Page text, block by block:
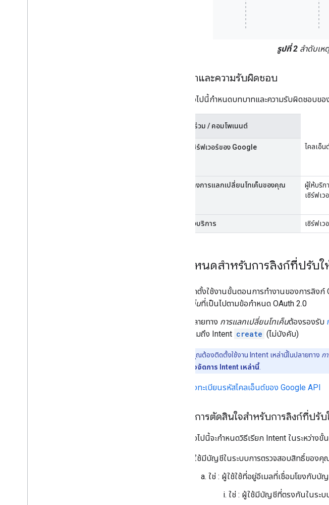
รูปที่ 2ลำดับเห
บทบาทและความรับผิดชอบ
ตารางต่อไปนี้กำหนดบทบาทและความรับผิดชอบ
ผู้มีส่วนร่วม / คอมโพเนนต์
แอป / เซิร์ฟเวอร์ของ Google ไคลเอ็
ปลายทางการแลกเปลี่ยนโทเค็นของคุณ
ผู้ให้บริก
เซิร์ฟเว
API ของบริการ เซิร์ฟเว
ข้อกำหนดสำหรับการลิงก์ที่ปรับ
ติดตั้งใช้งานขั้นตอนการทำงานของการลิงก์
เค็นที่เป็นไปตามข้อกำหนด OAuth 2.0
ปลายทาง การแลกเปลี่ยนโทเค็นต้องรองรับ
รวมถึง Intent create (ไม่บังคับ)
คุณต้องติดตั้งใช้งาน Intent เหล่านี้ในปลายทาง ก
ปลายทางอื่นเพื่อจัดการ Intent เหล่านี้.
ลงทะเบียนรหัสไคลเอ็นต์ของ Google API
ตรรกะการตัดสินใจสำหรับการลิงก์ที่ปรั
ตรรกะต่อไปนี้จะกำหนดวิธีเรียก Intent ในระหว่า
ผู้ใช้มีบัญชีในระบบการตรวจสอบสิทธิ์ของคุ
ใช่ : ผู้ใช้ใช้ที่อยู่อีเมลที่เชื่อมโยงกับบั
ใช่ : ผู้ใช้มีบัญชีที่ตรงกันในระ